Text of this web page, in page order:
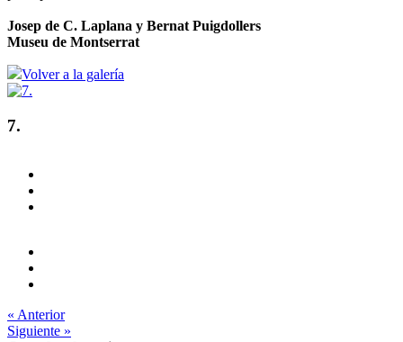
Josep de C. Laplana y Bernat Puigdollers
Museu de Montserrat
Volver a la galería
7.
« Anterior
Siguiente »